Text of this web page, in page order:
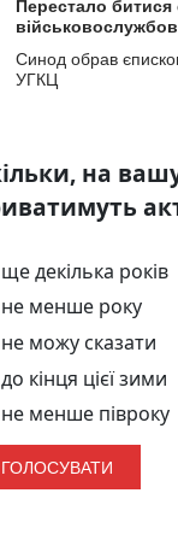
Перестало битися
Синод обрав
УГКЦ
на
ще декілька років
не менше року
не можу сказати
до кінця цієї зими
не менше півроку